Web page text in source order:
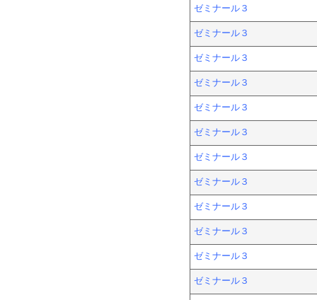
ゼミナール３
ゼミナール３
ゼミナール３
ゼミナール３
ゼミナール３
ゼミナール３
ゼミナール３
ゼミナール３
ゼミナール３
ゼミナール３
ゼミナール３
ゼミナール３